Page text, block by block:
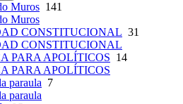
Muros 141
Muros
CONSTITUCIONAL 31
CONSTITUCIONAL
PARA APOLÍTICOS 14
PARA APOLÍTICOS
paraula 7
paraula